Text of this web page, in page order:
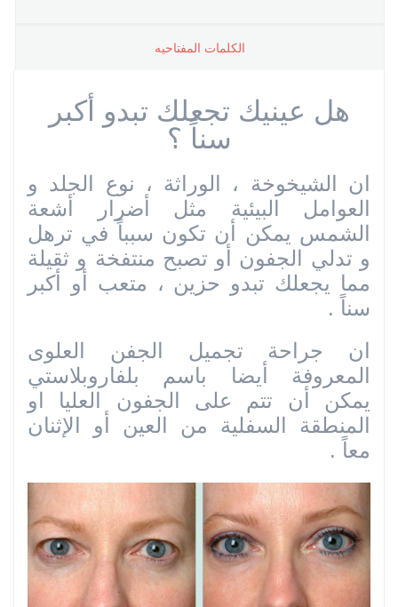
الکلمات المفتاحیه
هل عينيك تجعلك تبدو أكبر
سناً ؟
ان الشيخوخة ، الوراثة ، نوع الجلد و
العوامل البيئية مثل أضرار أشعة
الشمس يمكن أن تكون سبباً في ترهل
و تدلي الجفون أو تصبح منتفخة و ثقيلة
مما يجعلك تبدو حزين ، متعب أو أكبر
سناً .
ان جراحة تجميل الجفن العلوى
المعروفة أيضا باسم بلفاروبلاستي
يمكن أن تتم على الجفون العليا او
المنطقة السفلية من العين أو الإثنان
معاً .